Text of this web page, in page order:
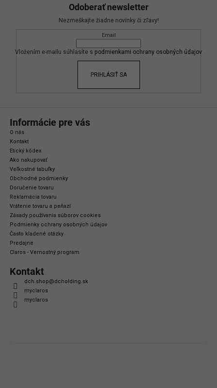
Odoberať newsletter
Nezmeškajte žiadne novinky či zľavy!
Email
Vložením e-mailu súhlasíte s podmienkami ochrany osobných údajov
PRIHLÁSIŤ SA
Informácie pre vás
O nás
Kontakt
Etický kódex
Ako nakupovať
Veľkostné tabuľky
Obchodné podmienky
Doručenie tovaru
Reklamácia tovaru
Vrátenie tovaru a peňazí
Zásady používania súborov cookies
Podmienky ochrany osobných údajov
Často kladené otázky
Predajne
Claros - Vernostný program
Kontakt
dch.shop@dcholding.sk
myclaros
myclaros